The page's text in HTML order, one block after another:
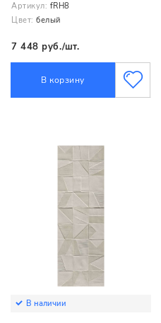
Артикул: fRH8
Цвет: белый
7 448 руб./шт.
В корзину
В наличии